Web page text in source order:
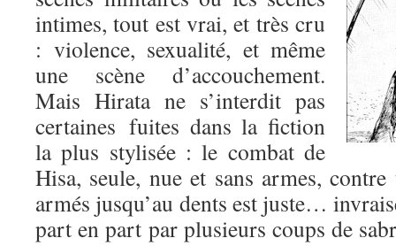
intimes, tout est vrai, et très cru
: violence, sexualité, et même
une scène d’accouchement.
Mais Hirata ne s’interdit pas
certaines fuites dans la fiction
la plus stylisée : le combat de
Hisa, seule, nue et sans armes,
armés jusqu’au dents est juste…
part en part par plusieurs coups de